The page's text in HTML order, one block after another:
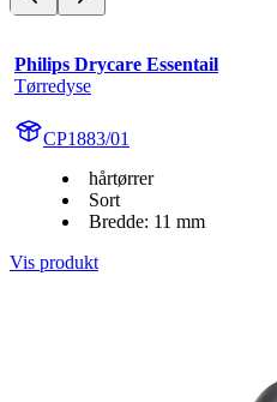
Philips Drycare Essentail
Tørredyse
CP1883/01
hårtørrer
Sort
Bredde: 11 mm
Vis produkt